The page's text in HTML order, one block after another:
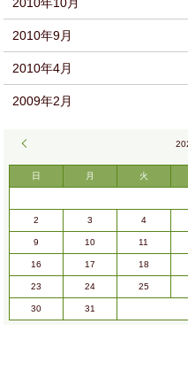
2010年9月
2010年4月
2009年2月
日 月 火
2 3 4
9 10 11
16 17 18
23 24 25
30 31